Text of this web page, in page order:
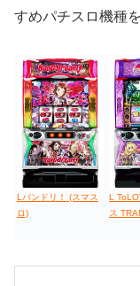
すめパチスロ機種を
Lバンドリ！ (スマス
ロ)
L
ス